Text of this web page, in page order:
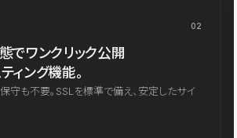
02
でワンクリック公開
ィング機能。
守も不要。SSLを標準で備え、安定したサイ